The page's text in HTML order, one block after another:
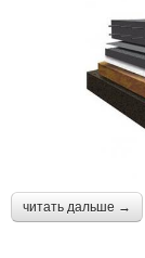
читать дальше →